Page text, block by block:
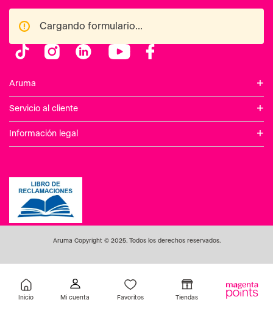
Inicio Favoritos Tiendas
Cargando formulario...
Aruma +
Servicio al cliente +
Información legal +
Aruma Copyright © 2025. Todos los derechos reservados.